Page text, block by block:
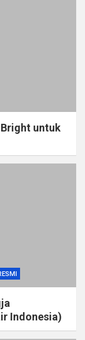
untuk
Indonesia)